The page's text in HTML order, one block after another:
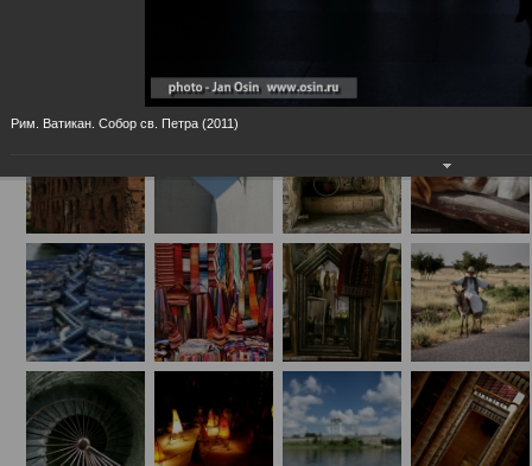
Рим. Ватикан. Собор св. Петра (2011)